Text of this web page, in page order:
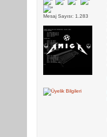
Mesaj Sayısı: 1.283